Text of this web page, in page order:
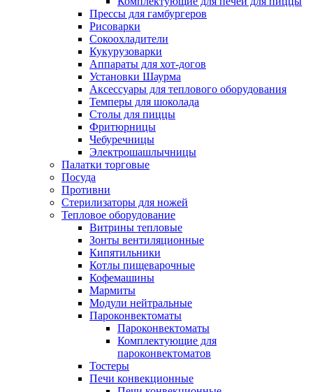
Прессы для гамбургеров
Рисоварки
Сокоохладители
Кукурузоварки
Аппараты для хот-догов
Установки Шаурма
Аксессуары для теплового оборудования
Темперы для шоколада
Столы для пиццы
Фритюрницы
Чебуречницы
Электрошашлычницы
Палатки торговые
Посуда
Противни
Стерилизаторы для ножей
Тепловое оборудование
Витрины тепловые
Зонты вентиляционные
Кипятильники
Котлы пищеварочные
Кофемашины
Мармиты
Модули нейтральные
Пароконвектоматы
Пароконвектоматы
Комплектующие для
пароконвектоматов
Тостеры
Печи конвекционные